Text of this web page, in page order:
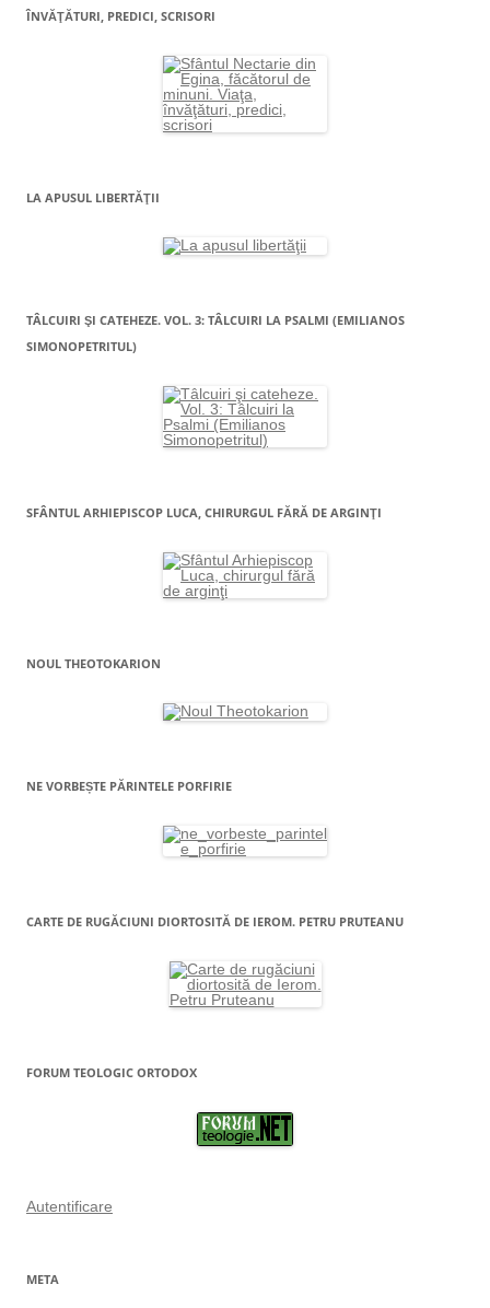
ÎNVĂŢĂTURI, PREDICI, SCRISORI
LA APUSUL LIBERTĂŢII
TÂLCUIRI ŞI CATEHEZE. VOL. 3: TÂLCUIRI LA PSALMI (EMILIANOS
SIMONOPETRITUL)
SFÂNTUL ARHIEPISCOP LUCA, CHIRURGUL FĂRĂ DE ARGINŢI
NOUL THEOTOKARION
NE VORBEȘTE PĂRINTELE PORFIRIE
CARTE DE RUGĂCIUNI DIORTOSITĂ DE IEROM. PETRU PRUTEANU
FORUM TEOLOGIC ORTODOX
Autentificare
META